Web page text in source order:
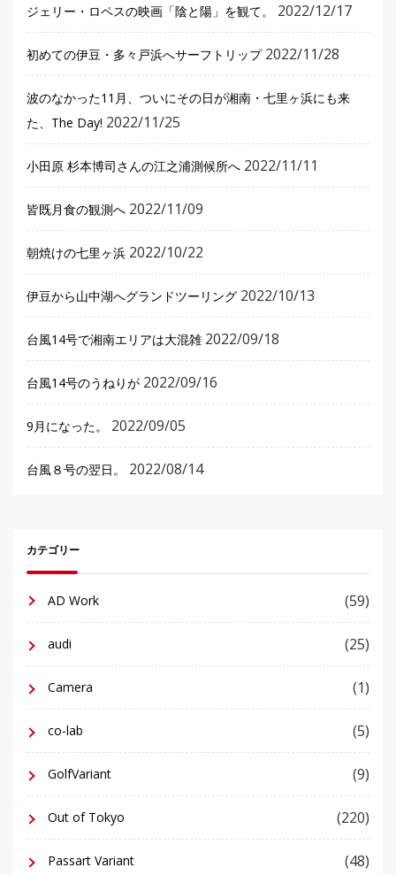
ジェリー・ロペスの映画「陰と陽」を観て。 2022/12/17
初めての伊豆・多々戸浜へサーフトリップ 2022/11/28
波のなかった11月、ついにその日が湘南・七里ヶ浜にも来
た、The Day! 2022/11/25
小田原 杉本博司さんの江之浦測候所へ 2022/11/11
皆既月食の観測へ 2022/11/09
朝焼けの七里ヶ浜 2022/10/22
伊豆から山中湖へグランドツーリング 2022/10/13
台風14号で湘南エリアは大混雑 2022/09/18
台風14号のうねりが 2022/09/16
9月になった。 2022/09/05
台風８号の翌日。 2022/08/14
カテゴリー
AD Work (59)
audi (25)
Camera (1)
co-lab (5)
GolfVariant (9)
Out of Tokyo (220)
Passart Variant (48)